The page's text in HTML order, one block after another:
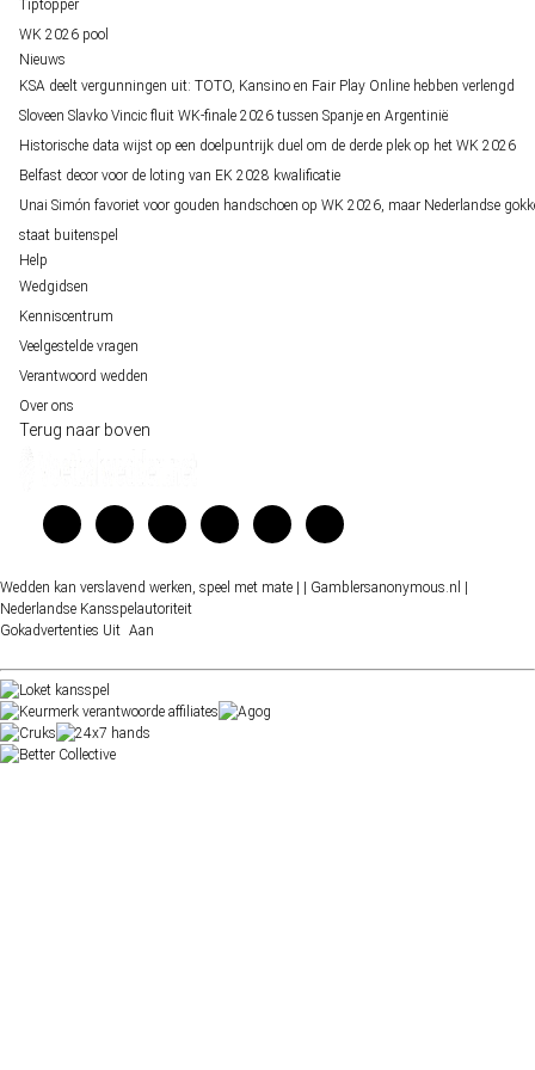
Tiptopper
WK 2026 pool
Nieuws
KSA deelt vergunningen uit: TOTO, Kansino en Fair Play Online hebben verlengd
Sloveen Slavko Vincic fluit WK-finale 2026 tussen Spanje en Argentinië
Historische data wijst op een doelpuntrijk duel om de derde plek op het WK 2026
Belfast decor voor de loting van EK 2028 kwalificatie
Unai Simón favoriet voor gouden handschoen op WK 2026, maar Nederlandse
staat buitenspel
Help
Wedgidsen
Kenniscentrum
Veelgestelde vragen
Verantwoord wedden
Over ons
Terug naar boven
Wedden kan verslavend werken, speel met mate | | Gamblersanonymous.nl
Nederlandse Kansspelautoriteit
Gokadvertenties Uit Aan